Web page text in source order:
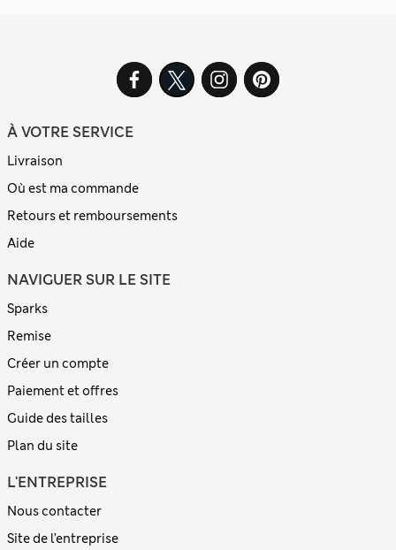
À VOTRE SERVICE
Livraison
Où est ma commande
Retours et remboursements
Aide
NAVIGUER SUR LE SITE
Sparks
Remise
Créer un compte
Paiement et offres
Guide des tailles
Plan du site
L'ENTREPRISE
Nous contacter
Site de l’entreprise